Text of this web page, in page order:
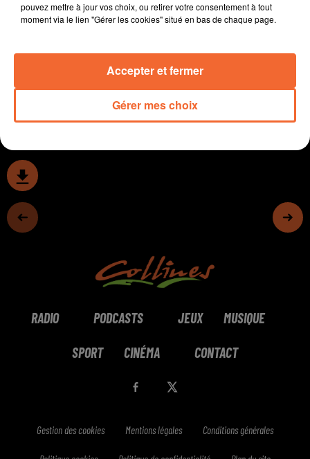
RADIO PODCASTS JEUX MUSIQUE
SPORT CINÉMA CONTACT
Gestion des cookies Mentions légales Conditions générales
pouvez mettre à jour vos choix, ou retirer votre consentement à tout
moment via le lien "Gérer les cookies" situé en bas de chaque page.
Gérer mes choix
Accepter et fermer